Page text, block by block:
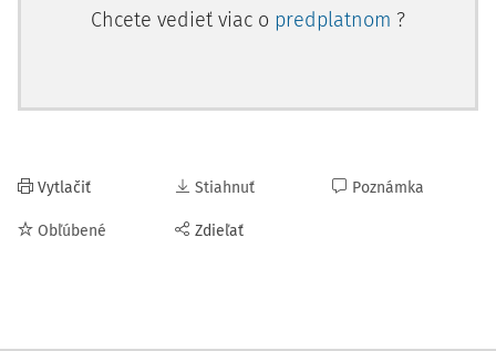
Chcete vedieť viac o predplatnom ?
Vytlačiť
Obľúbené
Stiahnuť
Zdieľať
Poznámka